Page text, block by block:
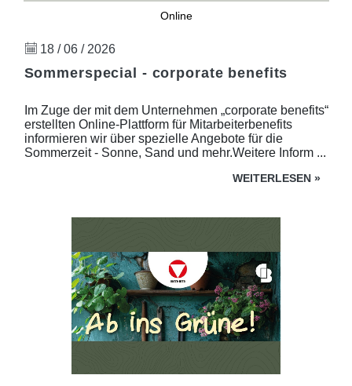
Online
18 / 06 / 2026
Sommerspecial - corporate benefits
Im Zuge der mit dem Unternehmen „corporate benefits“
erstellten Online-Plattform für Mitarbeiterbenefits
informieren wir über spezielle Angebote für die
Sommerzeit - Sonne, Sand und mehr.Weitere Inform ...
WEITERLESEN »